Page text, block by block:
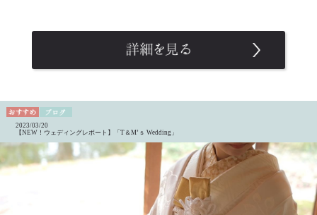
2023/03/20
【NEW！ウェディングレポート】「T＆M’ｓ Wedding」